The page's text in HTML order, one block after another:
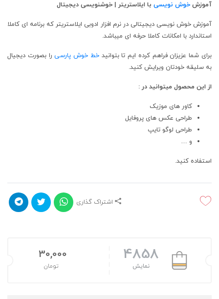
آموزش خوش نویسی با ایلاستریتر | خوشنویسی دیجیتال
آموزش خوش نویسی دیجیتالی در نرم افزار ادوبی ایلاستریتر که برنامه ای کاملا
استاندارد با امکانات کاملا حرفه ای میباشد.
برای شما عزیزان فراهم کرده ایم تا بتوانیدخط خوش پارسیرا بصورت دیجیال
به سلیقه خودتان ویرایش کنید.
از این محصول میتوانید در :
کاور های موزیک
طراحی عکس های پروفایل
طراحی لوگو تایپ
و …
استفاده کنید.
اشتراک گذاری
4858
نمایش
30,000
تومان